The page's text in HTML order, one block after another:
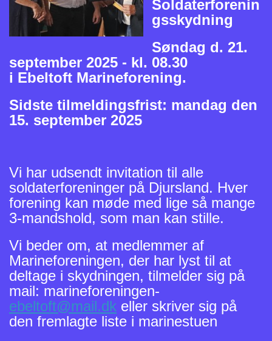
Soldaterforenin
gsskydning
Søndag d. 21.
september 2025 - kl. 08.30
i Ebeltoft Marineforening.
Sidste tilmeldingsfrist: mandag den
15. september 2025
Vi har udsendt invitation til alle
soldaterforeninger på Djursland. Hver
forening kan møde med lige så mange
3-mandshold, som man kan stille.
Vi beder om, at medlemmer af
Marineforeningen, der har lyst til at
deltage i skydningen, tilmelder sig på
mail: marineforeningen-
ebeltoft@mail.dk eller skriver sig på
den fremlagte liste i marinestuen